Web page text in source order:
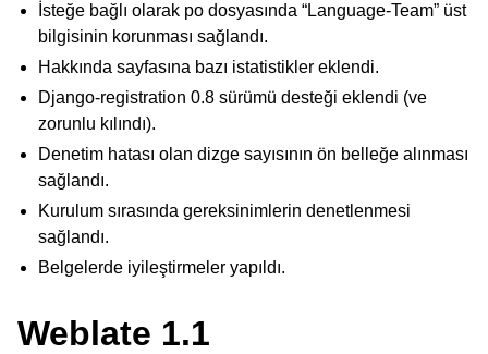
İsteğe bağlı olarak po dosyasında “Language-Team” üst
bilgisinin korunması sağlandı.
Hakkında sayfasına bazı istatistikler eklendi.
Django-registration 0.8 sürümü desteği eklendi (ve
zorunlu kılındı).
Denetim hatası olan dizge sayısının ön belleğe alınması
sağlandı.
Kurulum sırasında gereksinimlerin denetlenmesi
sağlandı.
Belgelerde iyileştirmeler yapıldı.
Weblate 1.1